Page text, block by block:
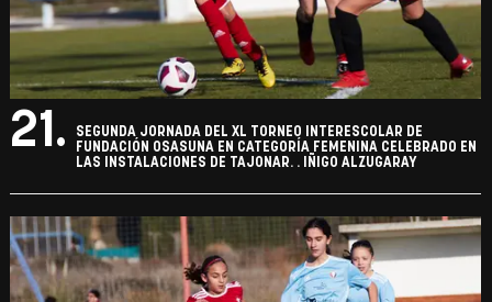
21.
SEGUNDA JORNADA DEL XL TORNEO INTERESCOLAR DE
FUNDACIÓN OSASUNA EN CATEGORÍA FEMENINA CELEBRADO EN
LAS INSTALACIONES DE TAJONAR. . IÑIGO ALZUGARAY